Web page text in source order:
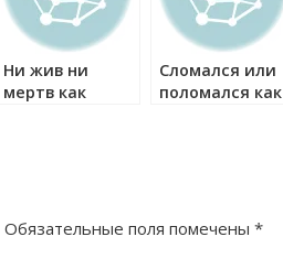
Ни жив ни
мертв как
Сломался или
поломался как
Обязательные поля помечены *